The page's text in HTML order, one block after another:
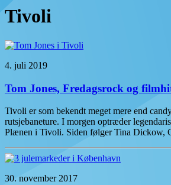
Tivoli
4. juli 2019
Tom Jones, Fredagsrock og
Tivoli er som bekendt meget mere end
rutsjebaneture. I morgen optræder
Plænen i Tivoli. Siden følger Tina Dickow,
30. november 2017